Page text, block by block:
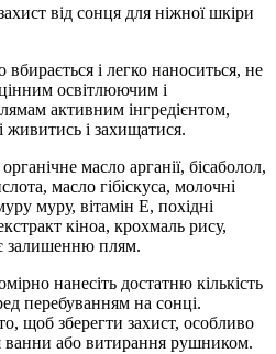
від сонця для ніжної шкіри
і легко наноситься, не
освітлюючим і
активним інгредієнтом,
живитись і захищатися.
органічне масло арганії, бісаболол,
масло гібіскуса, молочні
муру, вітамін Е, похідні
кіноа, крохмаль рису,
залишенню плям.
нанесіть достатню кількість
перебуванням на сонці.
щоб зберегти захист, особливо
ванни або витирання рушником.